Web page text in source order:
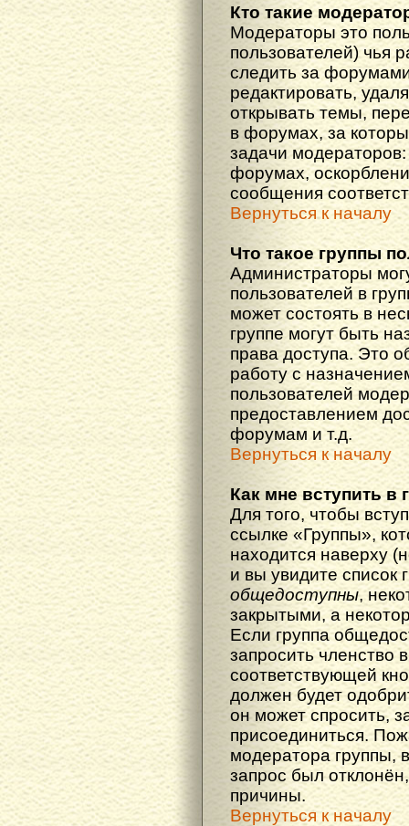
Кто такие
Модераторы это
пользователей) чья
следить за
редактировать,
открывать темы,
в форумах, за
задачи
форумах,
сообщения
Вернуться к началу
Что такое группы
Администраторы
пользователей в
может состоять в
группе могут быть
права доступа. Это
работу с
пользователей
предоставлением
форумам и т.д.
Вернуться к началу
Как мне вступить в
Для того, чтобы
ссылке «Группы»,
находится наверху
и вы увидите список
общедоступны,
закрытыми, а
Если группа
запросить членство
соответствующей
должен будет
он может спросить,
присоединиться.
модератора группы,
запрос был
причины.
Вернуться к началу